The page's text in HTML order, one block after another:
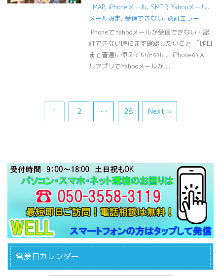
IMAP, iPhoneメール, SMTP, Yahooメール,
メール設定, 受信できない, 認証エラー
iPhoneでYahooメールが受信できない・認
証できない時にまず確認したいこと 「昨日
まで普通に使えていたのに、iPhoneのメー
ルアプリでYahooメールが ...
1 2 … 28 Next »
営業日カレンダー